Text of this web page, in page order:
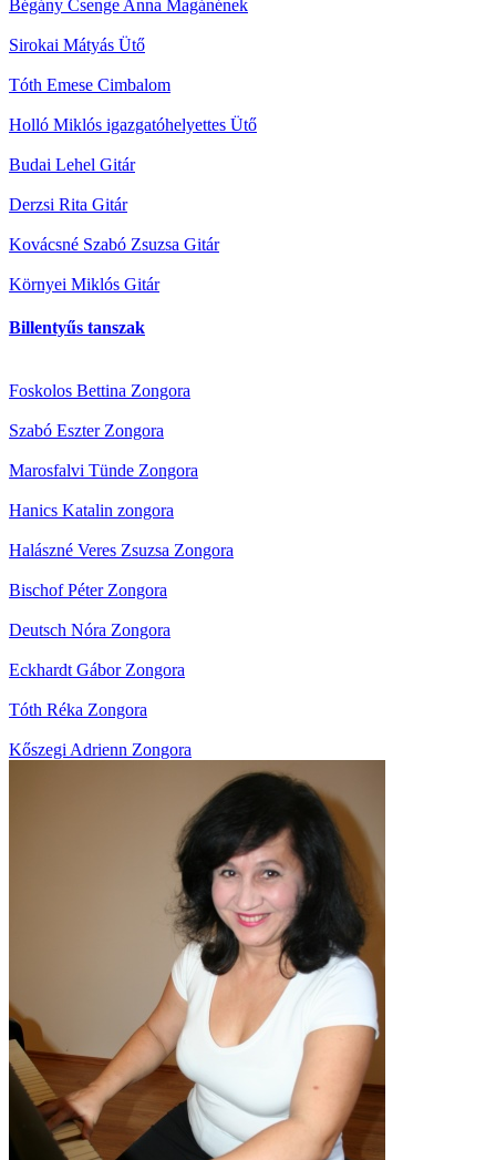
Bégány Csenge Anna Magánének
Sirokai Mátyás Ütő
Tóth Emese Cimbalom
Holló Miklós igazgatóhelyettes Ütő
Budai Lehel Gitár
Derzsi Rita Gitár
Kovácsné Szabó Zsuzsa Gitár
Környei Miklós Gitár
Billentyűs tanszak
Foskolos Bettina Zongora
Szabó Eszter Zongora
Marosfalvi Tünde Zongora
Hanics Katalin zongora
Halászné Veres Zsuzsa Zongora
Bischof Péter Zongora
Deutsch Nóra Zongora
Eckhardt Gábor Zongora
Tóth Réka Zongora
Kőszegi Adrienn Zongora